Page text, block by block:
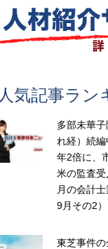
人気記事ラン
多部未華
れ経）続
年2倍に、
米の監査
月の会計
9月その2）
東芝事件